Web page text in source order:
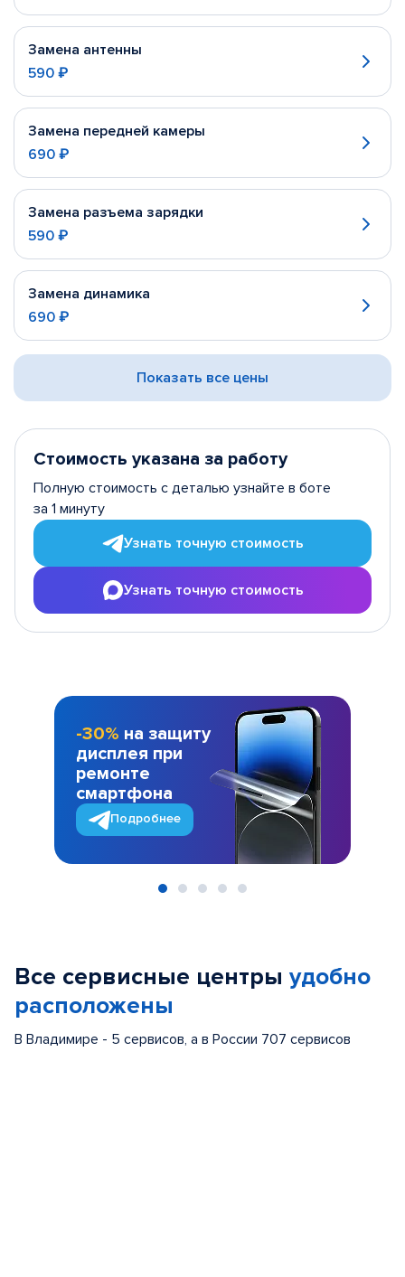
Замена антенны
590 ₽
Замена передней камеры
690 ₽
Замена разъема зарядки
590 ₽
Замена динамика
690 ₽
Показать все цены
Стоимость указана за работу
Полную стоимость с деталью узнайте в боте
за 1 минуту
Узнать точную стоимость
Узнать точную стоимость
-30% на защиту
дисплея при
ремонте
смартфона
Подробнее
Все сервисные центры удобно
расположены
В Владимире - 5 сервисов, а в России 707 сервисов